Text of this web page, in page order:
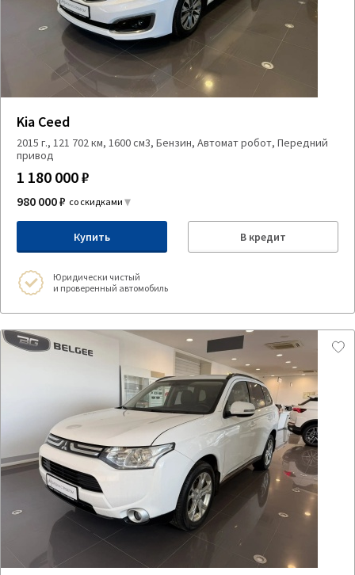
Kia Ceed
2015 г., 121 702 км, 1600 см3, Бензин, Автомат робот, Передний
привод
1 180 000 ₽
980 000 ₽ со скидками
Купить В кредит
Юридически чистый
и проверенный автомобиль